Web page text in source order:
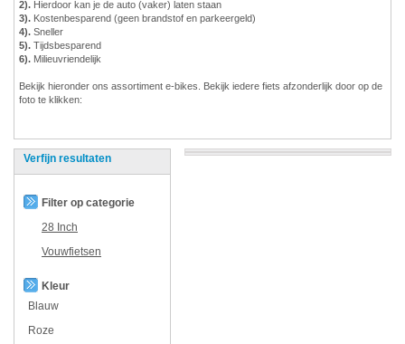
2). Hierdoor kan je de auto (vaker) laten staan
3). Kostenbesparend (geen brandstof en parkeergeld)
4). Sneller
5). Tijdsbesparend
6). Milieuvriendelijk
Bekijk hieronder ons assortiment e-bikes. Bekijk iedere fiets afzonderlijk door op de
foto te klikken:
Verfijn resultaten
Filter op categorie
28 Inch
Vouwfietsen
Kleur
Blauw
Roze